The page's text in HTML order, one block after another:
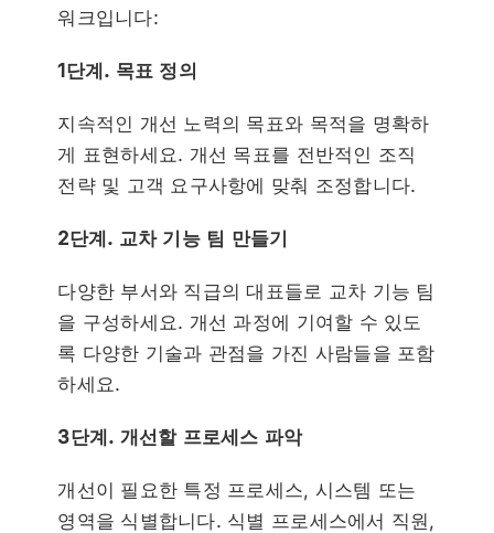
워크입니다:
1단계. 목표 정의
지속적인 개선 노력의 목표와 목적을 명확하
게 표현하세요. 개선 목표를 전반적인 조직
전략 및 고객 요구사항에 맞춰 조정합니다.
2단계. 교차 기능 팀 만들기
다양한 부서와 직급의 대표들로 교차 기능 팀
을 구성하세요. 개선 과정에 기여할 수 있도
록 다양한 기술과 관점을 가진 사람들을 포함
하세요.
3단계. 개선할 프로세스 파악
개선이 필요한 특정 프로세스, 시스템 또는
영역을 식별합니다. 식별 프로세스에서 직원,